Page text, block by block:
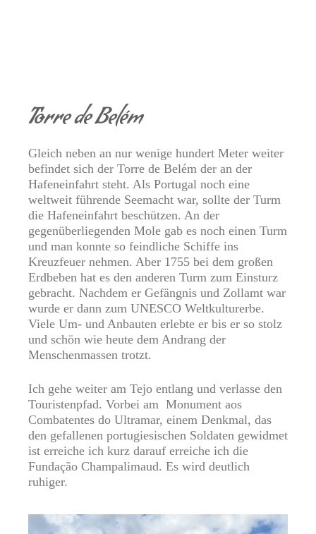
Torre de Belém
Gleich neben an nur wenige hundert Meter weiter
befindet sich der Torre de Belém der an der
Hafeneinfahrt steht. Als Portugal noch eine
weltweit führende Seemacht war, sollte der Turm
die Hafeneinfahrt beschützen. An der
gegenüberliegenden Mole gab es noch einen Turm
und man konnte so feindliche Schiffe ins
Kreuzfeuer nehmen. Aber 1755 bei dem großen
Erdbeben hat es den anderen Turm zum Einsturz
gebracht. Nachdem er Gefängnis und Zollamt war
wurde er dann zum UNESCO Weltkulturerbe.
Viele Um- und Anbauten erlebte er bis er so stolz
und schön wie heute dem Andrang der
Menschenmassen trotzt.
Ich gehe weiter am Tejo entlang und verlasse den
Touristenpfad. Vorbei am Monument aos
Combatentes do Ultramar, einem Denkmal, das
den gefallenen portugiesischen Soldaten gewidmet
ist erreiche ich kurz darauf erreiche ich die
Fundação Champalimaud. Es wird deutlich
ruhiger.